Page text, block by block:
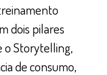
dois pilares
o Storytelling,
de consumo,